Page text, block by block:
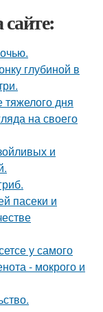
глубиной в
тяжелого дня
на своего
и
пасеки и
у самого
- мокрого и